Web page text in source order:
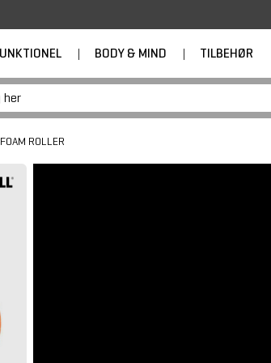
| BODY & MIND | TILBEHØR
FOAM ROLLER